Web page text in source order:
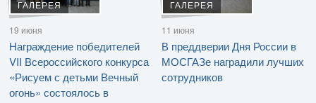
ГАЛЕРЕЯ
19 июня
Награждение победителей
VII Всероссийского конкурса
«Рисуем с детьми Вечный
огонь» состоялось в
ГАЛЕРЕЯ
11 июня
В преддверии Дня России в
МОСГАЗе наградили лучших
сотрудников